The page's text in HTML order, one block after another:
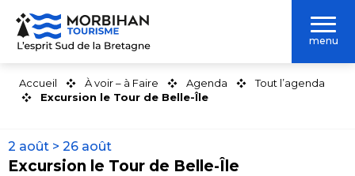
Aller
contenu
menu
Accueil À voir – à Faire Agenda
Tout l’agenda
Excursion le Tour de Belle-Île
2 août > 26 août
Excursion le Tour de Belle-Île